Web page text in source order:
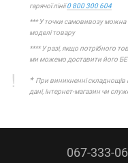
гарячої лінії0 800 300 604
*** У точки самовивозу можна
моделі товару
**** У разі, якщо потрібного
ми можемо доставити його
*При виникненні складнощів
дані, інтернет-магазин чи
067-333-